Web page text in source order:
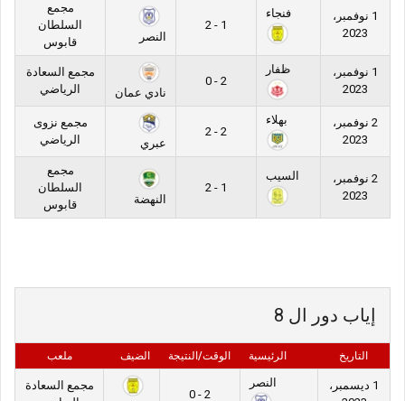
1 نوفمبر،
2023
فنجاء
1 - 2
النصر
مجمع
السلطان
قابوس
1 نوفمبر،
2023
ظفار
2 - 0
نادي عمان
مجمع السعادة
الرياضي
2 نوفمبر،
2023
بهلاء
2 - 2
عبري
مجمع نزوى
الرياضي
2 نوفمبر،
2023
السيب
1 - 2
النهضة
مجمع
السلطان
قابوس
إياب دور ال 8
التاريخ الرئيسية الوقت/النتيجة الضيف ملعب
1 ديسمبر،
النصر
2 - 0
مجمع السعادة